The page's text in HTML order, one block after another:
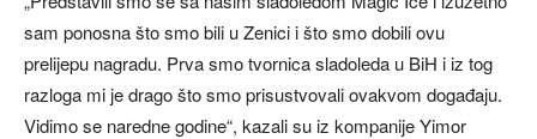
sam ponosna što smo bili u Zenici i što smo dobili ovu
prelijepu nagradu. Prva smo tvornica sladoleda u BiH i iz tog
razloga mi je drago što smo prisustvovali ovakvom događaju.
Vidimo se naredne godine“, kazali su iz kompanije Yimor